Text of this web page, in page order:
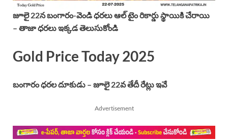
జూలై 22న బంగారం-వెండి ధరలు ఆల్ టైం రికార్డు స్థాయికి చేరాయి
– తాజా ధరలు ఇక్కడ తెలుసుకోండి
Gold Price Today 2025
బంగారం ధరల దూకుడు – జూలై 22వ తేదీ రేట్లు ఇవే
Advertisement